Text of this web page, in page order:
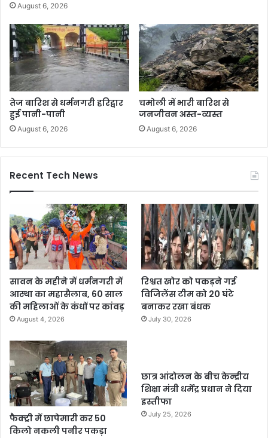
August 6, 2026
तेज बारिश से धर्मनगरी हरिद्वार
हुई पानी-पानी
August 6, 2026
चमोली में भारी बारिश से
जनजीवन अस्त-व्यस्त
August 6, 2026
Recent Tech News
सावन के महीने में धर्मनगरी में
आस्था का महासैलाब, 60 साल
की महिलाओं के कंधों पर कांवड़
August 4, 2026
रिश्वत खोर को पकड़ने गई
विजिलेंस टीम को 20 घंटे
बनाकर रखा बंधक
July 30, 2026
फैक्ट्री में छापेमारी कर 50
किलो नकली पनीर पकड़ा
छात्र आंदोलन के बीच केन्द्रीय
शिक्षा मंत्री धर्मेंद्र प्रधान ने दिया
इस्तीफा
July 25, 2026